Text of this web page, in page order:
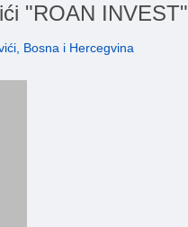
"ROAN INVEST"
Bosna i Hercegvina